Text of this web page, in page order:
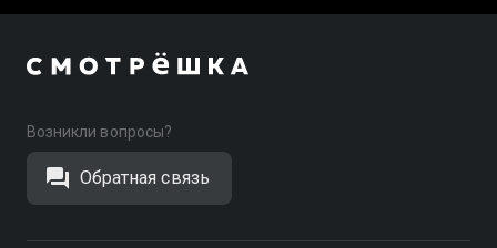
Возникли вопросы?
Обратная связь